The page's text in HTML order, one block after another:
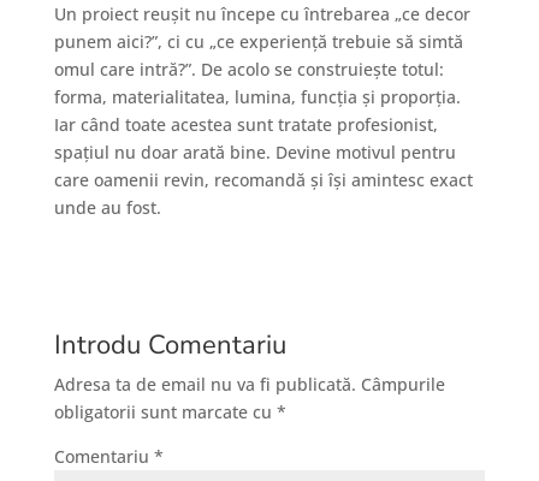
Un proiect reușit nu începe cu întrebarea „ce decor
punem aici?”, ci cu „ce experiență trebuie să simtă
omul care intră?”. De acolo se construiește totul:
forma, materialitatea, lumina, funcția și proporția.
Iar când toate acestea sunt tratate profesionist,
spațiul nu doar arată bine. Devine motivul pentru
care oamenii revin, recomandă și își amintesc exact
unde au fost.
Introdu Comentariu
Adresa ta de email nu va fi publicată. Câmpurile
obligatorii sunt marcate cu *
Comentariu *